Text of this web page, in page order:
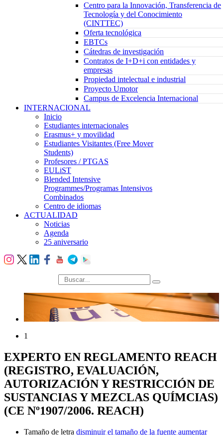
Centro para la Innovación, Transferencia de
Tecnología y del Conocimiento
(CINTTEC)
Oferta tecnológica
EBTCs
Cátedras de investigación
Contratos de I+D+i con entidades y
empresas
Propiedad intelectual e industrial
Proyecto Umotor
Campus de Excelencia Internacional
INTERNACIONAL
Inicio
Estudiantes internacionales
Erasmus+ y movilidad
Estudiantes Visitantes (Free Mover
Students)
Profesores / PTGAS
EULiST
Blended Intensive
Programmes/Programas Intensivos
Combinados
Centro de idiomas
ACTUALIDAD
Noticias
Agenda
25 aniversario
búsqueda
1
EXPERTO EN REGLAMENTO REACH
(REGISTRO, EVALUACIÓN,
AUTORIZACIÓN Y RESTRICCIÓN DE
SUSTANCIAS Y MEZCLAS QUÍMCIAS)
(CE Nº1907/2006. REACH)
Tamaño de letra disminuir el tamaño de la fuente aumentar